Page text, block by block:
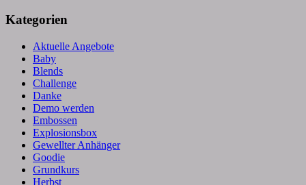
Kategorien
Aktuelle Angebote
Baby
Blends
Challenge
Danke
Demo werden
Embossen
Explosionsbox
Gewellter Anhänger
Goodie
Grundkurs
Herbst